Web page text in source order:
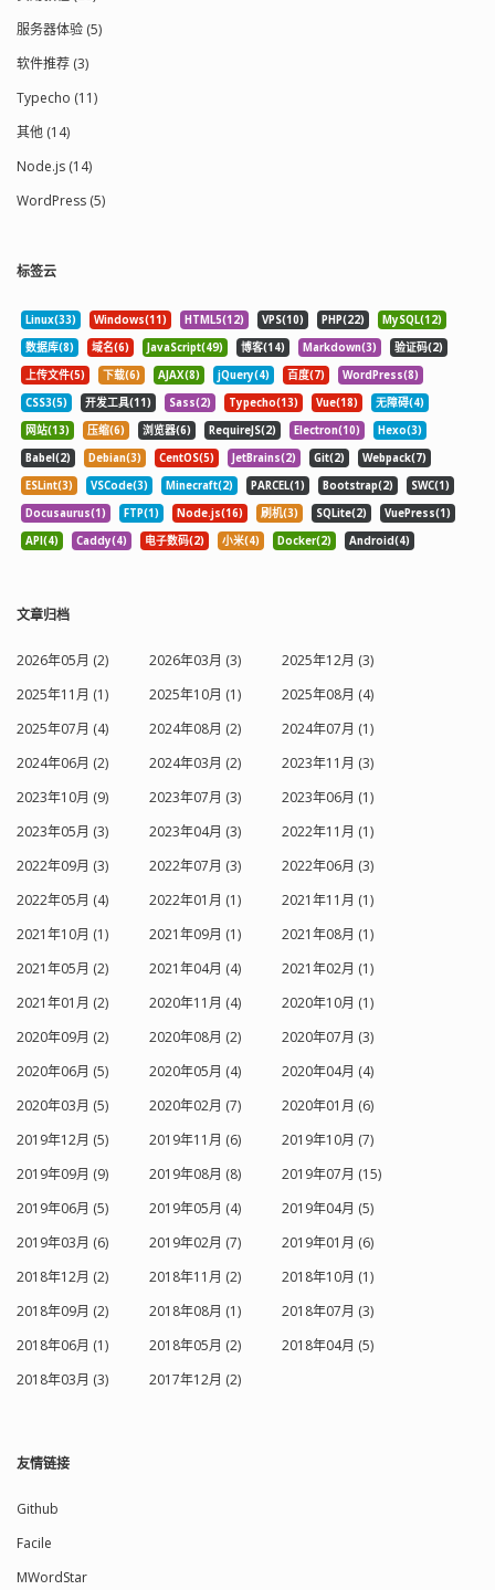
服务器体验 (5)
软件推荐 (3)
Typecho (11)
其他 (14)
Node.js (14)
WordPress (5)
标签云
Linux(33) Windows(11) HTML5(12) VPS(10) PHP(22)
MySQL(12)
数据库(8)
域名(6) JavaScript(49) 博客(14) Markdown(3)
验证码(2)
上传文件(5)
下载(6) AJAX(8) jQuery(4) 百度(7)
WordPress(8)
CSS3(5)
开发工具(11) Sass(2) Typecho(13) Vue(18)
无障碍(4)
网站(13)
压缩(6) 浏览器(6) RequireJS(2) Electron(10)
Hexo(3)
Babel(2)
Debian(3) CentOS(5) JetBrains(2) Git(2)
Webpack(7)
ESLint(3)
VSCode(3) Minecraft(2) PARCEL(1) Bootstrap(2)
SWC(1)
Docusaurus(1)
FTP(1) Node.js(16) 刷机(3) SQLite(2)
VuePress(1)
API(4)
Caddy(4) 电子数码(2) 小米(4) Docker(2) Android(4)
文章归档
2026年05月 (2) 2026年03月 (3)
2025年12月 (3)
2025年11月 (1)
2025年10月 (1)
2025年08月 (4)
2025年07月 (4)
2024年08月 (2)
2024年07月 (1)
2024年06月 (2)
2024年03月 (2)
2023年11月 (3)
2023年10月 (9)
2023年07月 (3)
2023年06月 (1)
2023年05月 (3)
2023年04月 (3)
2022年11月 (1)
2022年09月 (3)
2022年07月 (3)
2022年06月 (3)
2022年05月 (4)
2022年01月 (1)
2021年11月 (1)
2021年10月 (1)
2021年09月 (1)
2021年08月 (1)
2021年05月 (2)
2021年04月 (4)
2021年02月 (1)
2021年01月 (2)
2020年11月 (4)
2020年10月 (1)
2020年09月 (2)
2020年08月 (2)
2020年07月 (3)
2020年06月 (5)
2020年05月 (4)
2020年04月 (4)
2020年03月 (5)
2020年02月 (7)
2020年01月 (6)
2019年12月 (5)
2019年11月 (6)
2019年10月 (7)
2019年09月 (9)
2019年08月 (8)
2019年07月 (15)
2019年06月 (5)
2019年05月 (4)
2019年04月 (5)
2019年03月 (6)
2019年02月 (7)
2019年01月 (6)
2018年12月 (2)
2018年11月 (2)
2018年10月 (1)
2018年09月 (2)
2018年08月 (1)
2018年07月 (3)
2018年06月 (1)
2018年05月 (2)
2018年04月 (5)
2018年03月 (3)
2017年12月 (2)
友情链接
Github
Facile
MWordStar